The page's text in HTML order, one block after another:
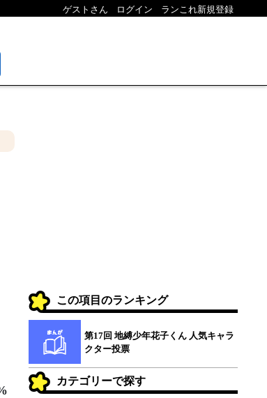
ゲストさん ログイン ランこれ新規登録
この項目のランキング
第17回 地縛少年花子くん 人気キャラ
クター投票
カテゴリーで探す